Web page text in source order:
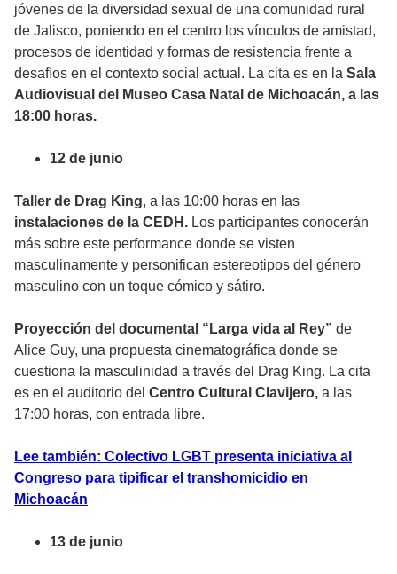
jóvenes de la diversidad sexual de una comunidad rural
de Jalisco, poniendo en el centro los vínculos de amistad,
procesos de identidad y formas de resistencia frente a
desafíos en el contexto social actual. La cita es en la Sala
Audiovisual del Museo Casa Natal de Michoacán, a las
18:00 horas.
12 de junio
Taller de Drag King, a las 10:00 horas en las
instalaciones de la CEDH. Los participantes conocerán
más sobre este performance donde se visten
masculinamente y personifican estereotipos del género
masculino con un toque cómico y sátiro.
Proyección del documental “Larga vida al Rey” de
Alice Guy, una propuesta cinematográfica donde se
cuestiona la masculinidad a través del Drag King. La cita
es en el auditorio del Centro Cultural Clavijero, a las
17:00 horas, con entrada libre.
Lee también: Colectivo LGBT presenta iniciativa al
Congreso para tipificar el transhomicidio en
Michoacán
13 de junio